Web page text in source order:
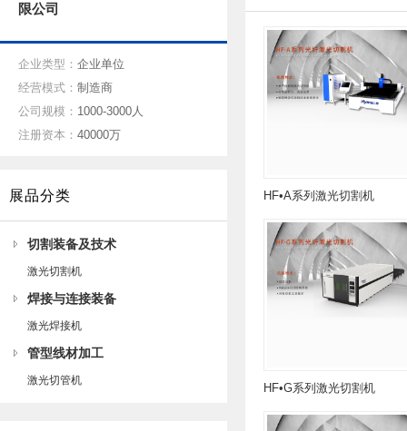
限公司
企业类型： 企业单位
经营模式： 制造商
公司规模： 1000-3000人
注册资本： 40000万
展品分类
切割装备及技术
激光切割机
焊接与连接装备
激光焊接机
管型线材加工
激光切管机
HF•A系列激光切割机
HF•G系列激光切割机